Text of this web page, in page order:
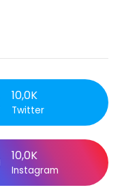
10,0K
Twitter
10,0K
Instagram